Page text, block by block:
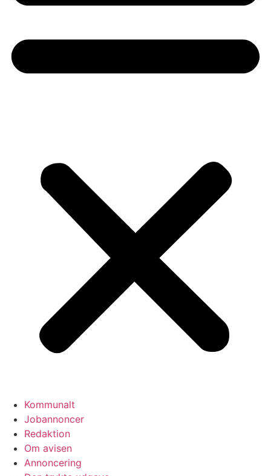
Kommunalt
Jobannoncer
Redaktion
Om avisen
Annoncering